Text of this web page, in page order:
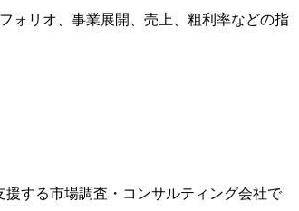
ォリオ、事業展開、売上、粗利率などの指
する市場調査・コンサルティング会社で